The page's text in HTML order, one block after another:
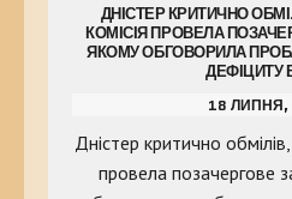
ДНІСТЕР КРИТИЧНО
КОМІСІЯ ПРОВЕЛА
ЯКОМУ ОБГОВОРИЛА
ДЕФІЦИТУ
18 ЛИПНЯ,
Дністер критично
провела позачергове